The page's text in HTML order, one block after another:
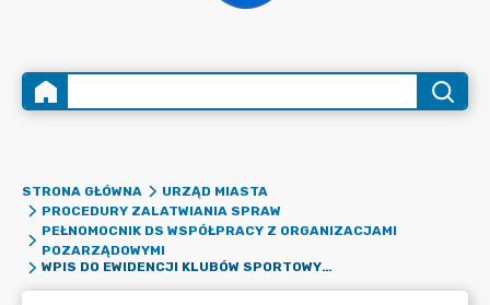
STRONA GŁÓWNA
URZĄD MIASTA
PROCEDURY ZALATWIANIA SPRAW
PEŁNOMOCNIK DS WSPÓŁPRACY Z ORGANIZACJAMI
POZARZĄDOWYMI
WPIS DO EWIDENCJI KLUBÓW SPORTOWYCH DZIAŁAJĄCYCH W FORMIE STOWARZYSZENIA, KTÓRYCH STATUTY NIE PRZEWIDUJĄ PROWADZENIA DZIAŁALNOŚCI GOSPODARCZEJ